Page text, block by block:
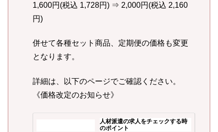
1,600円(税込 1,728円) ⇒ 2,000円(税込 2,160
円)
併せて各種セット商品、定期便の価格も変更
となります。
詳細は、以下のページでご確認ください。
《価格改定のお知らせ》
人材派遣の求人をチェックする時
のポイント